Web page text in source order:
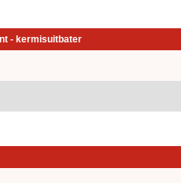
- kermisuitbater